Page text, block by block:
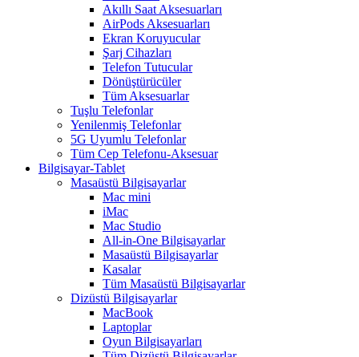
Akıllı Saat Aksesuarları
AirPods Aksesuarları
Ekran Koruyucular
Şarj Cihazları
Telefon Tutucular
Dönüştürücüler
Tüm Aksesuarlar
Tuşlu Telefonlar
Yenilenmiş Telefonlar
5G Uyumlu Telefonlar
Tüm Cep Telefonu-Aksesuar
Bilgisayar-Tablet
Masaüstü Bilgisayarlar
Mac mini
iMac
Mac Studio
All-in-One Bilgisayarlar
Masaüstü Bilgisayarlar
Kasalar
Tüm Masaüstü Bilgisayarlar
Dizüstü Bilgisayarlar
MacBook
Laptoplar
Oyun Bilgisayarları